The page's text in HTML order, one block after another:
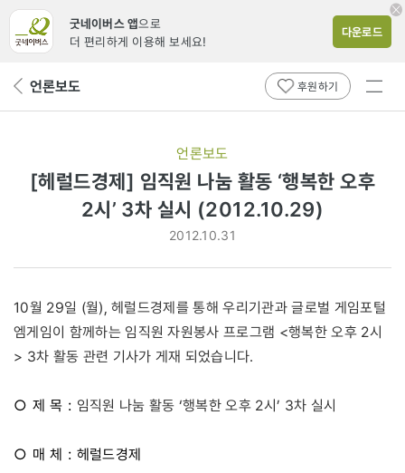
굿네이버스 앱으로
더 편리하게 이용해 보세요!
다운로드
뒤 언론보도 후원하기
전체
언론보도
[헤럴드경제] 임직원 나눔 활동 ‘행복한 오후
2시’ 3차 실시 (2012.10.29)
2012.10.31
10월 29일 (월), 헤럴드경제를 통해 우리기관과 글로벌 게임포털
엠게임이 함께하는 임직원 자원봉사 프로그램 <행복한 오후 2시
> 3차 활동 관련 기사가 게재 되었습니다.
○ 제 목 : 임직원 나눔 활동 ‘행복한 오후 2시’ 3차 실시
○ 매 체 : 헤럴드경제